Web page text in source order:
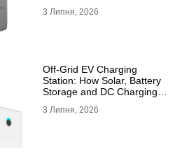
3 Липня, 2026
Off-Grid EV Charging
Station: How Solar, Battery
Storage and DC Charging
3 Липня, 2026